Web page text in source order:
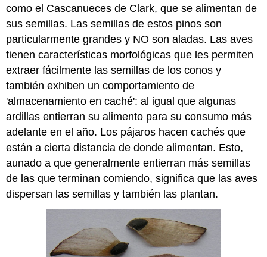
como el Cascanueces de Clark, que se alimentan de
sus semillas. Las semillas de estos pinos son
particularmente grandes y NO son aladas. Las aves
tienen características morfológicas que les permiten
extraer fácilmente las semillas de los conos y
también exhiben un comportamiento de
'almacenamiento en caché': al igual que algunas
ardillas entierran su alimento para su consumo más
adelante en el año. Los pájaros hacen cachés que
están a cierta distancia de donde alimentan. Esto,
aunado a que generalmente entierran más semillas
de las que terminan comiendo, significa que las aves
dispersan las semillas y también las plantan.